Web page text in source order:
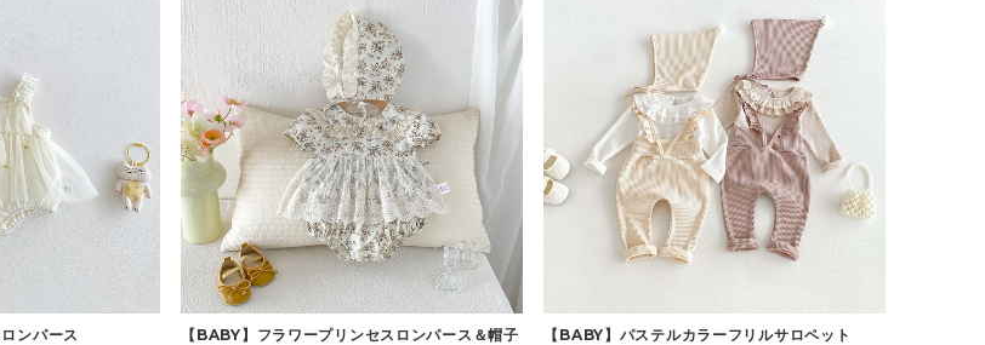
ンパース
【BABY】フラワープリンセスロンパース＆帽子
【BABY】パステルカラーフリルサロペット